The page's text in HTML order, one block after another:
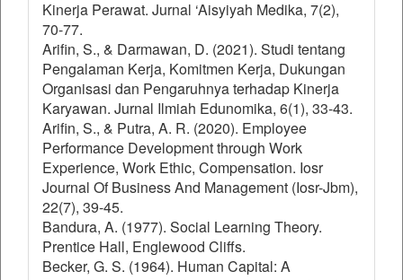
Kinerja Perawat. Jurnal ‘Aisyiyah Medika, 7(2),
70-77.
Arifin, S., & Darmawan, D. (2021). Studi tentang
Pengalaman Kerja, Komitmen Kerja, Dukungan
Organisasi dan Pengaruhnya terhadap Kinerja
Karyawan. Jurnal Ilmiah Edunomika, 6(1), 33-43.
Arifin, S., & Putra, A. R. (2020). Employee
Performance Development through Work
Experience, Work Ethic, Compensation. Iosr
Journal Of Business And Management (Iosr-Jbm),
22(7), 39-45.
Bandura, A. (1977). Social Learning Theory.
Prentice Hall, Englewood Cliffs.
Becker, G. S. (1964). Human Capital: A